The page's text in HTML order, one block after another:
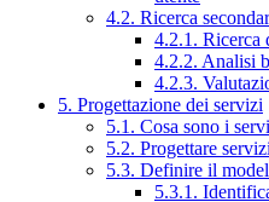
4.2. Ricerca
4.2.1. Ricerca
4.2.2. Analisi
4.2.3.
5. Progettazione dei servizi
5.1. Cosa sono i
5.2. Progettare
5.3. Definire il
5.3.1.